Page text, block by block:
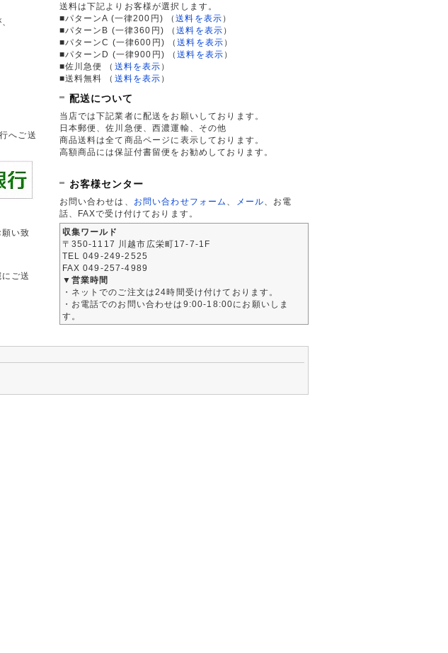
へご送
い致
ご送
送料は下記よりお客様が選択します。
■パターンA (一律200円)
（送料を表示 ）
■パターンB (一律360円)
（送料を表示 ）
■パターンC (一律600円)
（送料を表示 ）
■パターンD (一律900円)
（送料を表示 ）
■佐川急便
（ 送料を表示 ）
■送料無料
（ 送料を表示 ）
配送について
当店では下記業者に配送をお願いしております。
日本郵便、佐川急便、西濃運輸、その他
商品送料は全て商品ページに表示しております。
高額商品には保証付書留便をお勧めしております。
お客様センター
お問い合わせは、 お問い合わせフォーム メール 、お電
話、FAXで受け付けております。
収集ワールド
〒350-1117 川越市広栄町17-7-1F
TEL 049-249-2525
FAX 049-257-4989
▼営業時間
・ネットでのご注文は24時間受け付けております。
・お電話でのお問い合わせは9:00-18:00にお願いしま
す。